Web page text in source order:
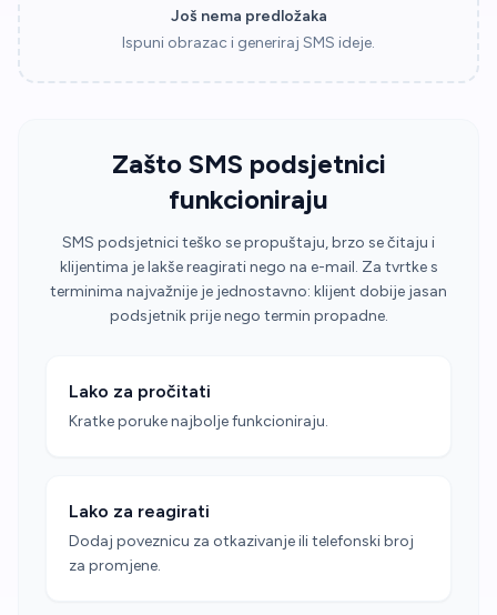
Još nema predložaka
Ispuni obrazac i generiraj SMS ideje.
Zašto SMS podsjetnici
funkcioniraju
SMS podsjetnici teško se propuštaju, brzo se čitaju i
klijentima je lakše reagirati nego na e-mail. Za tvrtke s
terminima najvažnije je jednostavno: klijent dobije jasan
podsjetnik prije nego termin propadne.
Lako za pročitati
Kratke poruke najbolje funkcioniraju.
Lako za reagirati
Dodaj poveznicu za otkazivanje ili telefonski broj
za promjene.